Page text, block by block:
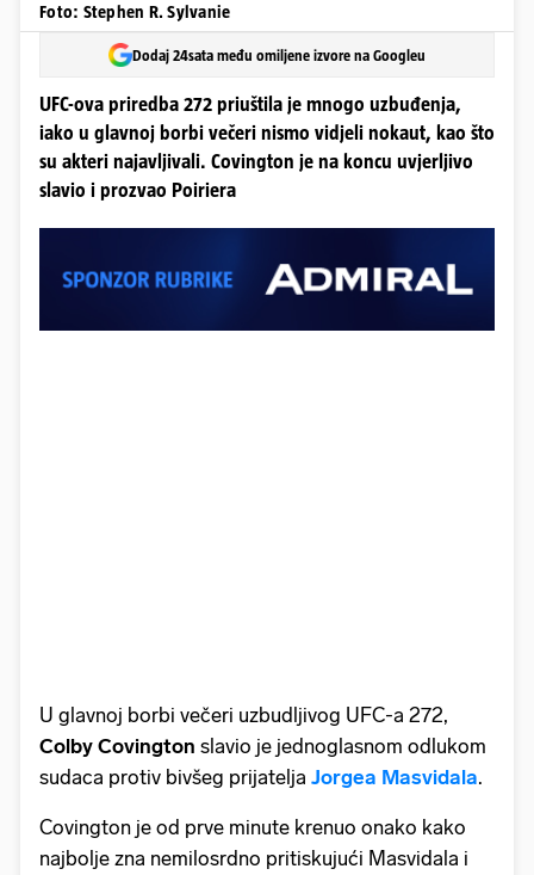
Foto: Stephen R. Sylvanie
Dodaj 24sata među omiljene izvore na Googleu
UFC-ova priredba 272 priuštila je mnogo uzbuđenja,
iako u glavnoj borbi večeri nismo vidjeli nokaut, kao što
su akteri najavljivali. Covington je na koncu uvjerljivo
slavio i prozvao Poiriera
U glavnoj borbi večeri uzbudljivog UFC-a 272,
Colby Covington slavio je jednoglasnom odlukom
sudaca protiv bivšeg prijatelja Jorgea Masvidala.
Covington je od prve minute krenuo onako kako
najbolje zna nemilosrdno pritiskujući Masvidala i